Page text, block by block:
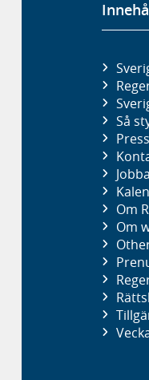
Så
Press
Om
Om